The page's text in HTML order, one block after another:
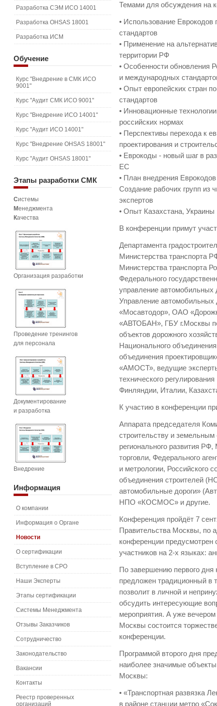
Темами для обсуждения на
• Использование Еврокодов
стандартов
• Применение на
территории РФ
• Особенности обновления
и международных
• Опыт европейских стран
стандартов
• Инновационные
российских нормах
• Перспективы перехода к
проектирования и
• Еврокоды - новый шаг в
ЕС
• План внедрения
Создание рабочих групп из
экспертов
• Опыт Казахстана,
В конференции примут
Департамента
Министерства транспорта
Министерства транспорта
Федерального
управление
Управление автомобильных
«Мосавтодор», ОАО
«АВТОБАН», ГБУ г.Москвы
объектов дорожного
Национального
объединения
«АМОСТ», ведущие
технического
Финляндии, Италии,
К участию в конференции
Аппарата председателя
строительству и
регионального развития
торговли, Федерального
и метрологии, Российского
объединения строителей
автомобильные дороги»
НПО «КОСМОС» и другие.
Конференция пройдёт 7
Правительства Москвы, по
конференции предусмотрен
участников на 2-х языках:
По завершению первого дня
предложен традиционный в
позволит в личной и
обсудить интересующие
мероприятия. А уже
Москвы состоится
конференции.
Программой второго дня
наиболее значимые объекты
Москвы:
• «Транспортная развязка
в районе станции метро
Разработка СЭМ ИСО 14001
Разработка OHSAS 18001
Разработка ИСМ
Обучение
Курс "Внедрение в СМК ИСО
9001"
Курс "Аудит СМК ИСО 9001"
Курс "Внедрение ИСО 14001"
Курс "Аудит ИСО 14001"
Курс "Внедрение OHSAS 18001"
Курс "Аудит OHSAS 18001"
Этапы разработки СМК
Системы
Менеджмента
Качества
Организация разработки
Проведение тренингов
для персонала
Документирование
и разработка
Внедрение
Информация
О компании
Информация о Органе
Новости
О сертификации
Вступление в СРО
Наши Эксперты
Этапы сертификации
Системы Менеджмента
Отзывы Заказчиков
Сотрудничество
Законодательство
Вакансии
Контакты
Реестр проверенных
организаций